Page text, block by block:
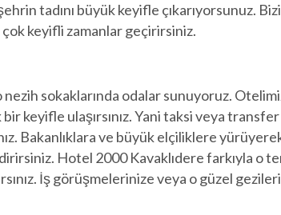
tadını büyük keyifle çıkarıyorsunuz.
keyifli zamanlar geçirirsiniz.
sokaklarında odalar sunuyoruz.
keyifle ulaşırsınız. Yani taksi veya
Bakanlıklara ve büyük elçiliklere
Hotel 2000 Kavaklıdere farkıyla o
İş görüşmelerinize veya o güzel